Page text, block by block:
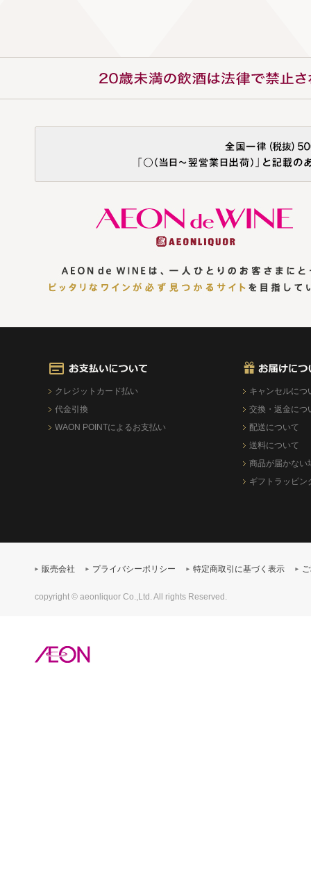
クレジットカード払い
代金引換
WAON POINTによるお支払い
キャンセルにつ
交換・返金につ
配送について
送料について
商品が届かない
ギフトラッピン
販売会社 プライバシーポリシー 特定商取引に基づく表示
copyright © aeonliquor Co.,Ltd. All rights Reserved.